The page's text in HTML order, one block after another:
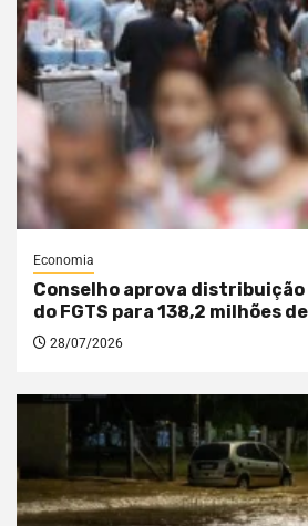
Economia
Conselho aprova distribuição
do FGTS para 138,2 milhões
28/07/2026